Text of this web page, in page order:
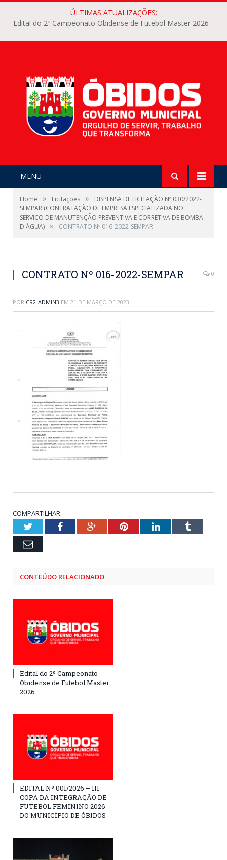
ÚLTIMAS ATUALIZAÇÕES:
Edital do 2º Campeonato Obidense de Futebol Master 2026
MENU
Home » Licitações »
DISPENSA DE LICITAÇÃO Nº 030/2022-
SEMPAR (CONTRATAÇÃO DE EMPRESA ESPECIALIZADA NO
SERVIÇO DE MANUTENÇÃO PREVENTIVA E CORRETIVA DE BOMBA
D'ÁGUA) » CONTRATO Nº 016-2022-SEMPAR
CONTRATO Nº 016-2022-SEMPAR 0
POR CR2-ADMIN3 EM 21 DE MARÇO DE 2023
COMPARTILHAR:
TwitterFacebookGoogle+PinterestLinkedInTumblr
Email
CONTEÚDO RELACIONADO
Edital do 2º Campeonato
Obidense de Futebol Master
2026
EDITAL Nº 001/2026 – III
COPA DA INTEGRAÇÃO DE
FUTEBOL FEMININO 2026
DO MUNICÍPIO DE ÓBIDOS